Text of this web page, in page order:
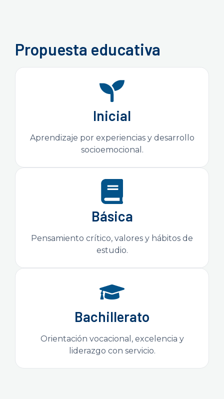
Propuesta educativa
Inicial
Aprendizaje por experiencias y desarrollo
socioemocional.
Básica
Pensamiento crítico, valores y hábitos de
estudio.
Bachillerato
Orientación vocacional, excelencia y
liderazgo con servicio.